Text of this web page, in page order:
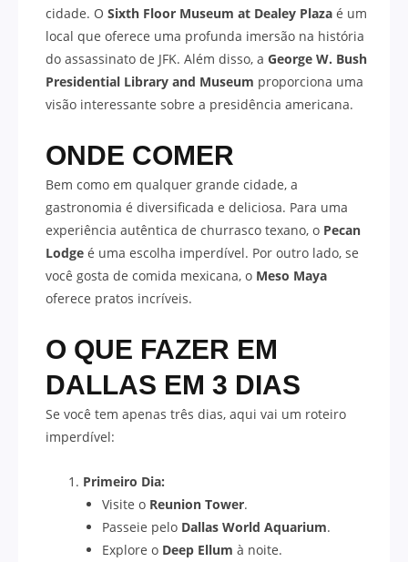
cidade. O Sixth Floor Museum at Dealey Plaza é um
local que oferece uma profunda imersão na história
do assassinato de JFK. Além disso, a George W. Bush
Presidential Library and Museum proporciona uma
visão interessante sobre a presidência americana.
ONDE COMER
Bem como em qualquer grande cidade, a
gastronomia é diversificada e deliciosa. Para uma
experiência autêntica de churrasco texano, o Pecan
Lodge é uma escolha imperdível. Por outro lado, se
você gosta de comida mexicana, o Meso Maya
oferece pratos incríveis.
O QUE FAZER EM
DALLAS EM 3 DIAS
Se você tem apenas três dias, aqui vai um roteiro
imperdível:
Primeiro Dia:
Visite o Reunion Tower.
Passeie pelo Dallas World Aquarium.
Explore o Deep Ellum à noite.